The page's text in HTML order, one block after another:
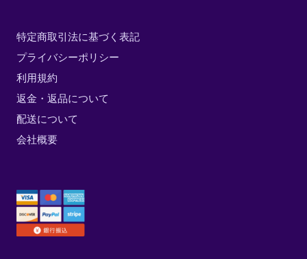
特定商取引法に基づく表記
プライバシーポリシー
利用規約
返金・返品について
配送について
会社概要